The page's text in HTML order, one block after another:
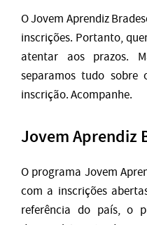
O Jovem Aprendiz
inscrições. Portanto,
atentar aos prazos.
separamos tudo
inscrição. Acompanhe.
Jovem Aprendiz
O programa Jovem
com a inscrições
referência do país, o